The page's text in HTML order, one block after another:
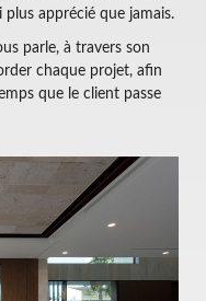
apprécié que jamais.
parle, à travers son
chaque projet, afin
que le client passe